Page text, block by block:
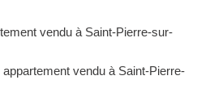
vendu à Saint-Pierre-sur-
vendu à Saint-Pierre-